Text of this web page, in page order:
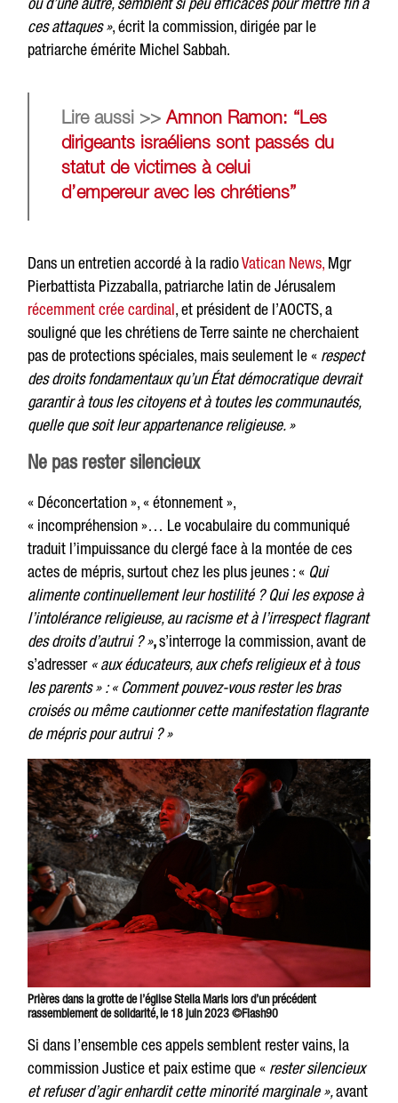
ces attaques », écrit la commission, dirigée par le
patriarche émérite Michel Sabbah.
Lire aussi >>Amnon Ramon: “Les
dirigeants israéliens sont passés du
statut de victimes à celui
d’empereur avec les chrétiens”
Dans un entretien accordé à la radioVatican News, Mgr
Pierbattista Pizzaballa, patriarche latin de Jérusalem
récemment crée cardinal, et président de l’AOCTS, a
souligné que les chrétiens de Terre sainte ne cherchaient
pas de protections spéciales, mais seulement le « respect
des droits fondamentaux qu’un État démocratique devrait
garantir à tous les citoyens et à toutes les communautés,
quelle que soit leur appartenance religieuse. »
Ne pas rester silencieux
« Déconcertation », « étonnement »,
« incompréhension »… Le vocabulaire du communiqué
traduit l’impuissance du clergé face à la montée de ces
actes de mépris, surtout chez les plus jeunes : « Qui
alimente continuellement leur hostilité ? Qui les expose à
l’intolérance religieuse, au racisme et à l’irrespect flagrant
des droits d’autrui ? »,s’interroge la commission, avant de
s’adresser « aux éducateurs, aux chefs religieux et à tous
les parents » : « Comment pouvez-vous rester les bras
croisés ou même cautionner cette manifestation flagrante
de mépris pour autrui ? »
Prières dans la grotte de l’église Stella Maris lors d’un précédent
rassemblement de solidarité, le 18 juin 2023 ©Flash90
Si dans l’ensemble ces appels semblent rester vains, la
commission Justice et paix estime que « rester silencieux
et refuser d’agir enhardit cette minorité marginale »,avant